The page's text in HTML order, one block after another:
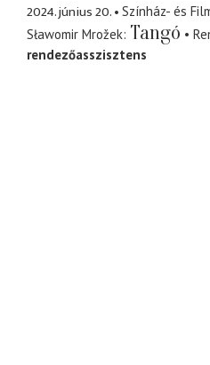
2024. június 20.
Színház- és
Sławomir Mrožek Tangó
rendezőasszisztens